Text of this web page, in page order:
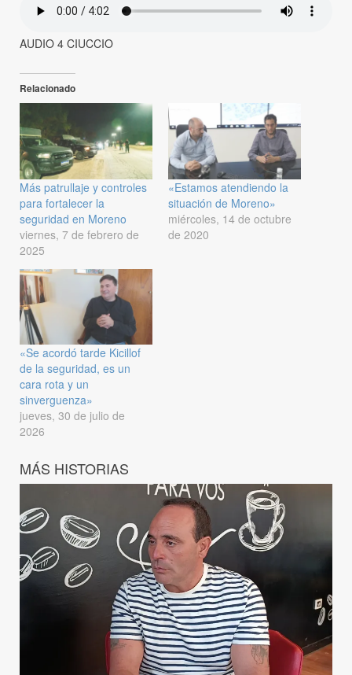
AUDIO 4 CIUCCIO
Relacionado
Más patrullaje y controles
para fortalecer la
seguridad en Moreno
viernes, 7 de febrero de
2025
«Estamos atendiendo la
situación de Moreno»
miércoles, 14 de octubre
de 2020
«Se acordó tarde Kicillof
de la seguridad, es un
cara rota y un
sinverguenza»
jueves, 30 de julio de
2026
MÁS HISTORIAS